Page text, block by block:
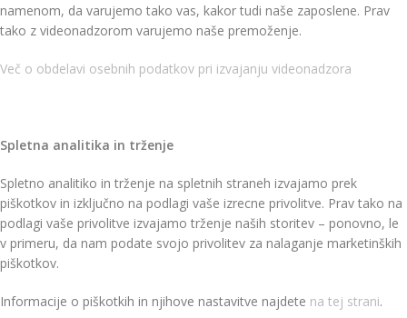
namenom, da varujemo tako vas, kakor tudi naše zaposlene. Prav
tako z videonadzorom varujemo naše premoženje.
Več o obdelavi osebnih podatkov pri izvajanju videonadzora
Spletna analitika in trženje
Spletno analitiko in trženje na spletnih straneh izvajamo prek
piškotkov in izključno na podlagi vaše izrecne privolitve. Prav tako na
podlagi vaše privolitve izvajamo trženje naših storitev – ponovno, le
v primeru, da nam podate svojo privolitev za nalaganje marketinških
piškotkov.
Informacije o piškotkih in njihove nastavitve najdete na tej strani.